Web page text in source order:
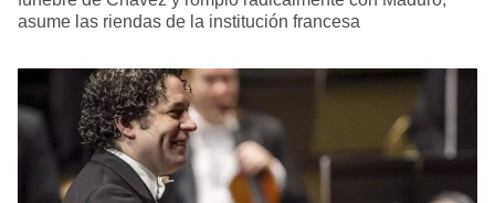
asume las riendas de la institución francesa